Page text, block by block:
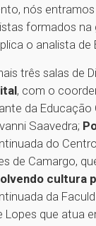
nós
formados
o analista
três salas de
, com o
da
Saavedra;
do
de Camargo,
cultura
da
Lopes que atua